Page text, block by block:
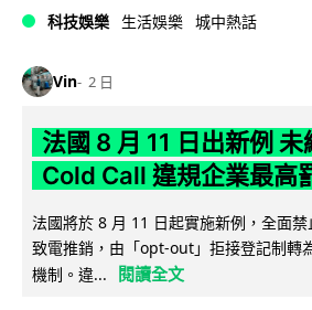
科技娛樂 生活娛樂 城中熱話
Vin 2 日
法國 8 月 11 日出新例
Cold Call 違規企業最高
法國將於 8 月 11 日起實施新例，全面
致電推銷，由「opt-out」拒接登記制轉
機制。違...
閱讀全文